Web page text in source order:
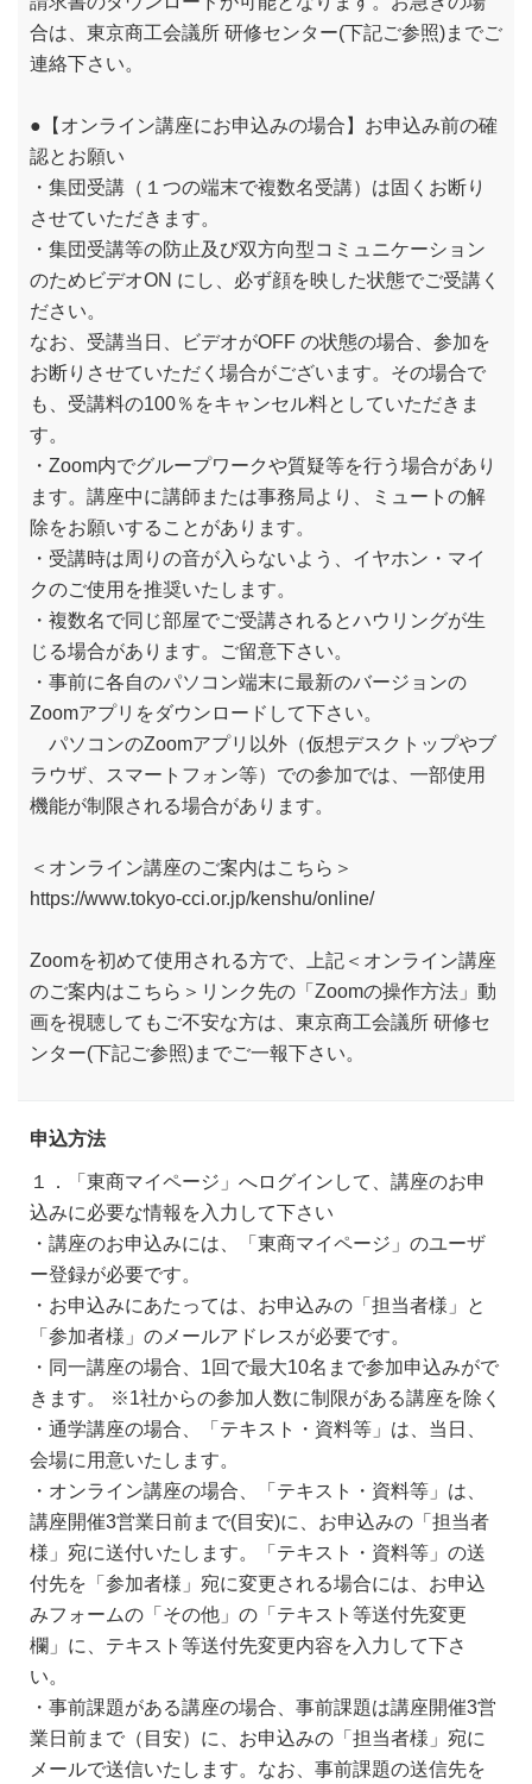
合は、東京商工会議所 研修センター(下記ご参照)までご
連絡下さい。
●【オンライン講座にお申込みの場合】お申込み前の確
認とお願い
・集団受講（１つの端末で複数名受講）は固くお断り
させていただきます。
・集団受講等の防止及び双方向型コミュニケーション
のためビデオON にし、必ず顔を映した状態でご受講く
ださい。
なお、受講当日、ビデオがOFF の状態の場合、参加を
お断りさせていただく場合がございます。その場合で
も、受講料の100％をキャンセル料としていただきま
す。
・Zoom内でグループワークや質疑等を行う場合があり
ます。講座中に講師または事務局より、ミュートの解
除をお願いすることがあります。
・受講時は周りの音が入らないよう、イヤホン・マイ
クのご使用を推奨いたします。
・複数名で同じ部屋でご受講されるとハウリングが生
じる場合があります。ご留意下さい。
・事前に各自のパソコン端末に最新のバージョンの
Zoomアプリをダウンロードして下さい。
パソコンのZoomアプリ以外（仮想デスクトップやブ
ラウザ、スマートフォン等）での参加では、一部使用
機能が制限される場合があります。
＜オンライン講座のご案内はこちら＞
https://www.tokyo-cci.or.jp/kenshu/online/
Zoomを初めて使用される方で、上記＜オンライン講座
のご案内はこちら＞リンク先の「Zoomの操作方法」動
画を視聴してもご不安な方は、東京商工会議所 研修セ
ンター(下記ご参照)までご一報下さい。
申込方法
１．「東商マイページ」へログインして、講座のお申
込みに必要な情報を入力して下さい
・講座のお申込みには、「東商マイページ」のユーザ
ー登録が必要です。
・お申込みにあたっては、お申込みの「担当者様」と
「参加者様」のメールアドレスが必要です。
・同一講座の場合、1回で最大10名まで参加申込みがで
きます。 ※1社からの参加人数に制限がある講座を除く
・通学講座の場合、「テキスト・資料等」は、当日、
会場に用意いたします。
・オンライン講座の場合、「テキスト・資料等」は、
講座開催3営業日前まで(目安)に、お申込みの「担当者
様」宛に送付いたします。「テキスト・資料等」の送
付先を「参加者様」宛に変更される場合には、お申込
みフォームの「その他」の「テキスト等送付先変更
欄」に、テキスト等送付先変更内容を入力して下さ
い。
・事前課題がある講座の場合、事前課題は講座開催3営
業日前まで（目安）に、お申込みの「担当者様」宛に
メールで送信いたします。なお、事前課題の送信先を